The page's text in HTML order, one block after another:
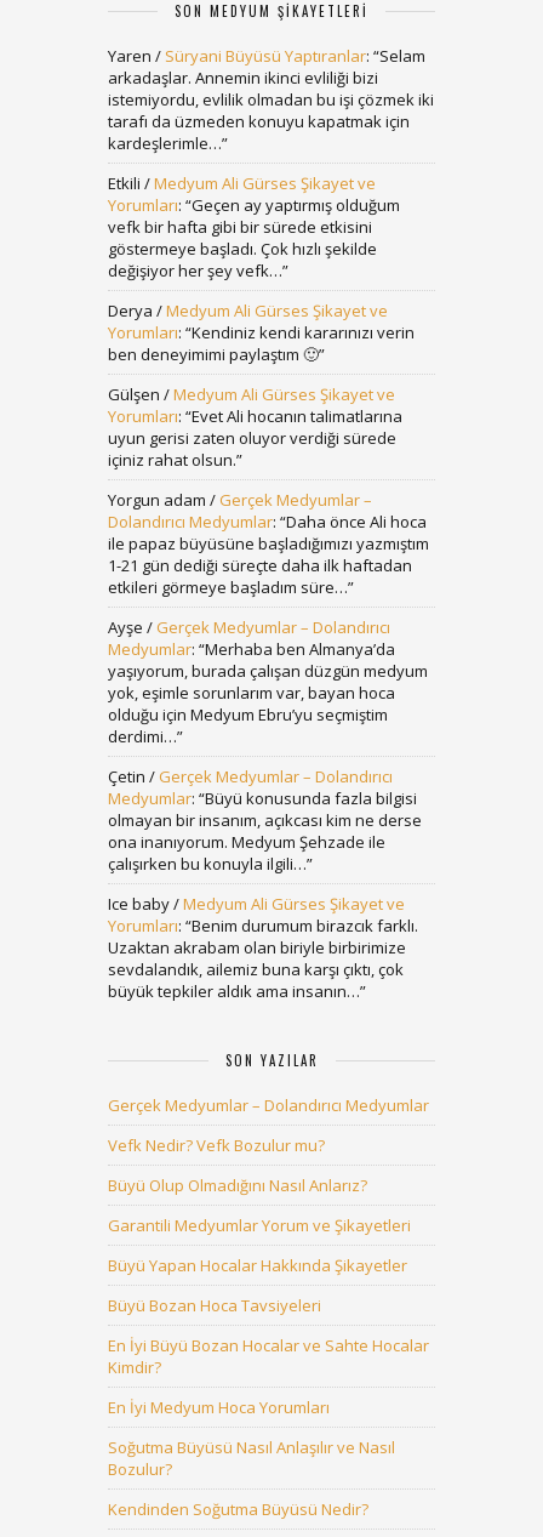
SON MEDYUM ŞIKAYETLERI
Yaren / Süryani Büyüsü Yaptıranlar: “Selam
arkadaşlar. Annemin ikinci evliliği bizi
istemiyordu, evlilik olmadan bu işi çözmek iki
tarafı da üzmeden konuyu kapatmak için
kardeşlerimle…”
Etkili /Medyum Ali Gürses Şikayet ve
Yorumları: “Geçen ay yaptırmış olduğum
vefk bir hafta gibi bir sürede etkisini
göstermeye başladı. Çok hızlı şekilde
değişiyor her şey vefk…”
Derya /Medyum Ali Gürses Şikayet ve
Yorumları: “Kendiniz kendi kararınızı verin
ben deneyimimi paylaştım 🙂”
Gülşen /Medyum Ali Gürses Şikayet ve
Yorumları: “Evet Ali hocanın talimatlarına
uyun gerisi zaten oluyor verdiği sürede
içiniz rahat olsun.”
Yorgun adam / Gerçek Medyumlar –
Dolandırıcı Medyumlar: “Daha önce Ali hoca
ile papaz büyüsüne başladığımızı yazmıştım
1-21 gün dediği süreçte daha ilk haftadan
etkileri görmeye başladım süre…”
Ayşe / Gerçek Medyumlar – Dolandırıcı
Medyumlar: “Merhaba ben Almanya’da
yaşıyorum, burada çalışan düzgün medyum
yok, eşimle sorunlarım var, bayan hoca
olduğu için Medyum Ebru’yu seçmiştim
derdimi…”
Çetin / Gerçek Medyumlar – Dolandırıcı
Medyumlar: “Büyü konusunda fazla bilgisi
olmayan bir insanım, açıkcası kim ne derse
ona inanıyorum. Medyum Şehzade ile
çalışırken bu konuyla ilgili…”
Ice baby/Medyum Ali Gürses Şikayet ve
Yorumları: “Benim durumum birazcık farklı.
Uzaktan akrabam olan biriyle birbirimize
sevdalandık, ailemiz buna karşı çıktı, çok
büyük tepkiler aldık ama insanın…”
SON YAZILAR
Gerçek Medyumlar – Dolandırıcı Medyumlar
Vefk Nedir? Vefk Bozulur mu?
Büyü Olup Olmadığını Nasıl Anlarız?
Garantili Medyumlar Yorum ve Şikayetleri
Büyü Yapan Hocalar Hakkında Şikayetler
Büyü Bozan Hoca Tavsiyeleri
En İyi Büyü Bozan Hocalar ve Sahte Hocalar
Kimdir?
En İyi Medyum Hoca Yorumları
Soğutma Büyüsü Nasıl Anlaşılır ve Nasıl
Bozulur?
Kendinden Soğutma Büyüsü Nedir?